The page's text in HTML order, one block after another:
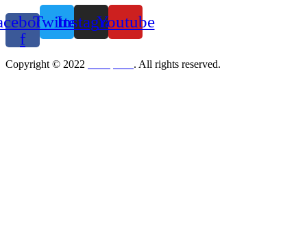
f
TwitterInstagramYoutube
Copyright © 2022 . All rights reserved.